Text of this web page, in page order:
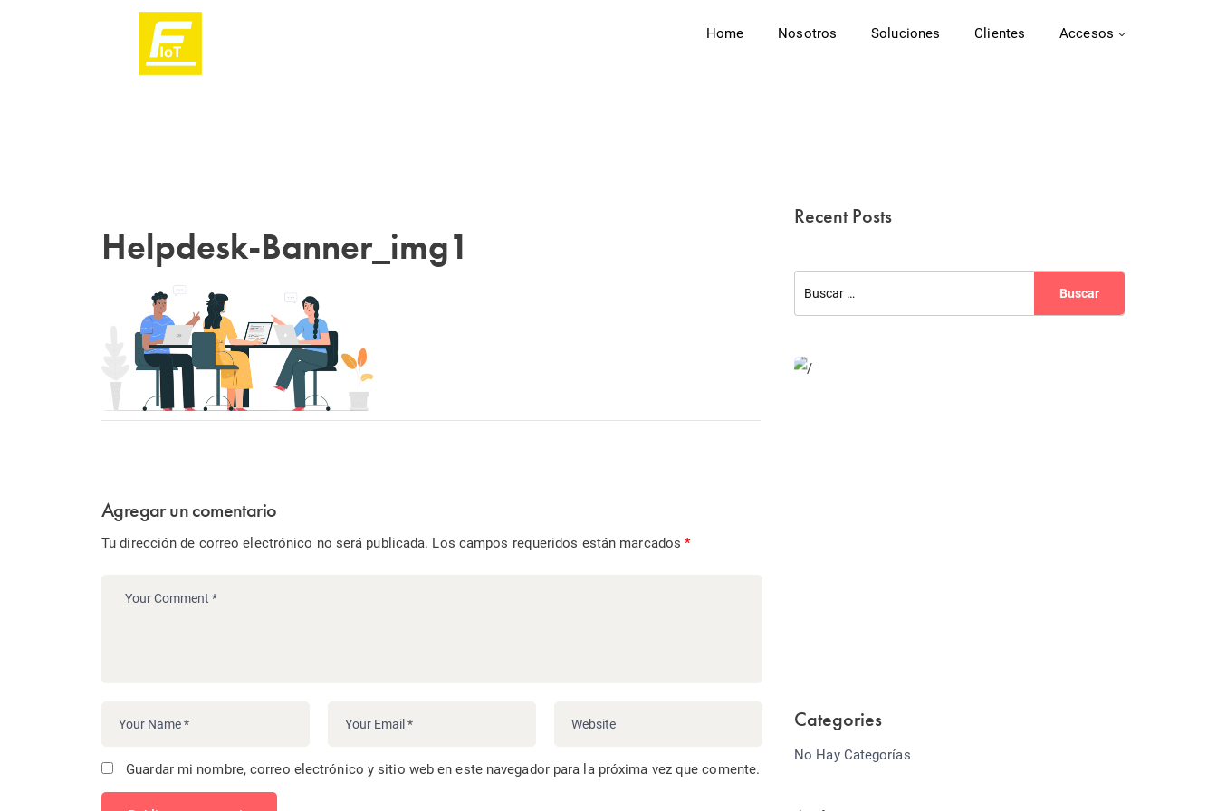
Home Nosotros Soluciones Clientes Accesos
Helpdesk-Banner_img1
Agregar un comentario
Tu dirección de correo electrónico no será publicada. Los campos requeridos están marcados*
Guardar mi nombre, correo electrónico y sitio web en este navegador para la próxima vez que comente.
Recent Posts
Categories
No Hay Categorías